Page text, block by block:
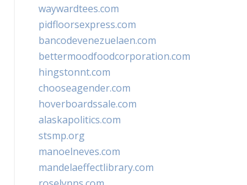
waywardtees.com
pidfloorsexpress.com
bancodevenezuelaen.com
bettermoodfoodcorporation.com
hingstonnt.com
chooseagender.com
hoverboardssale.com
alaskapolitics.com
stsmp.org
manoelneves.com
mandelaeffectlibrary.com